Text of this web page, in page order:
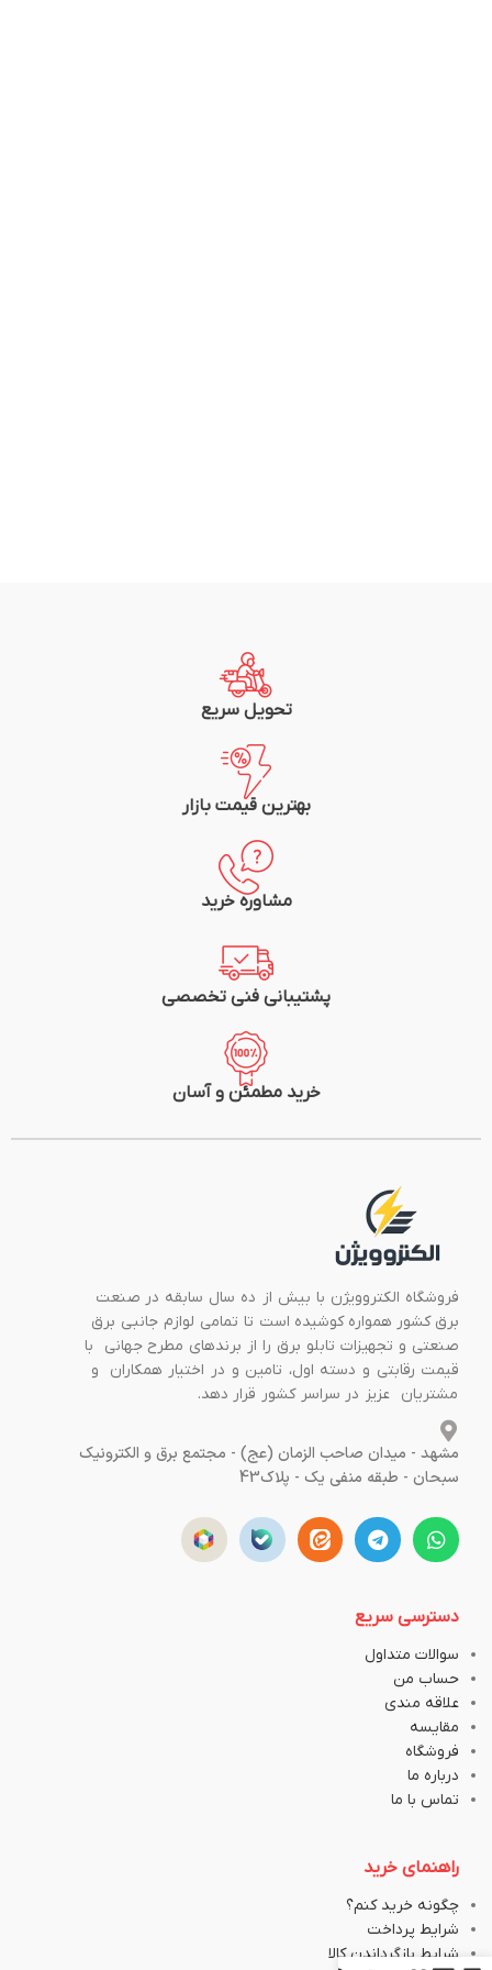
تحویل سریع
بهترین قیمت بازار
مشاوره خرید
پشتیبانی فنی تخصصی
خرید مطمئن و آسان
فروشگاه الکتروویژن با بیش از ده سال سابقه در صنعت
برق کشور همواره کوشیده است تا تمامی لوازم جانبی برق
صنعتی و تجهیزات تابلو برق را از برندهای مطرح جهانی با
قیمت رقابتی و دسته اول، تامین و در اختیار همکاران و
مشتریان عزیز در سراسر کشور قرار دهد.
مشهد - میدان صاحب الزمان (عج) - مجتمع برق و الکترونیک
سبحان - طبقه منفی یک - پلاک43
دسترسی سریع
سوالات متداول
حساب من
علاقه مندی
مقایسه
فروشگاه
درباره ما
تماس با ما
راهنمای خرید
چگونه خرید کنم؟
شرایط پرداخت
شرایط بازگرداندن کالا